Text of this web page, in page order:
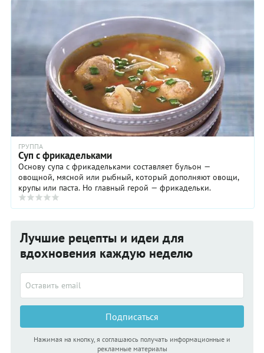
ГРУППА
Суп с фрикадельками
Основу супа с фрикадельками составляет бульон —
овощной, мясной или рыбный, который дополняют овощи,
крупы или паста. Но главный герой — фрикадельки.
Лучшие рецепты и идеи для
вдохновения каждую неделю
Подписаться
Нажимая на кнопку, я соглашаюсь получать информационные и
рекламные материалы